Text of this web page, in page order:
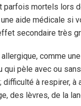
mortels lors
aide médicale si
secondaire très
comme
qui pèle avec ou
difficulté à respirer,
des lèvres, de la